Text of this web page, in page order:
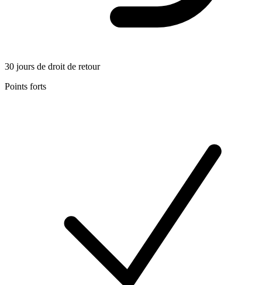
30 jours de droit de retour
Points forts